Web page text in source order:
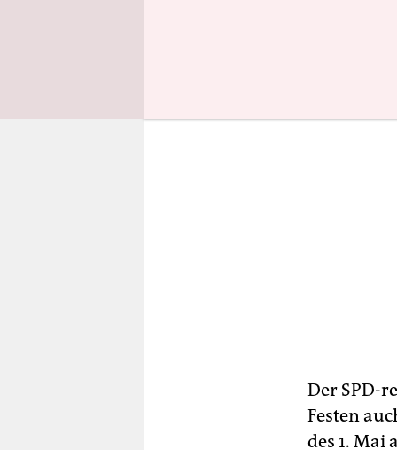
Der SPD-
Festen
des 1. Mai